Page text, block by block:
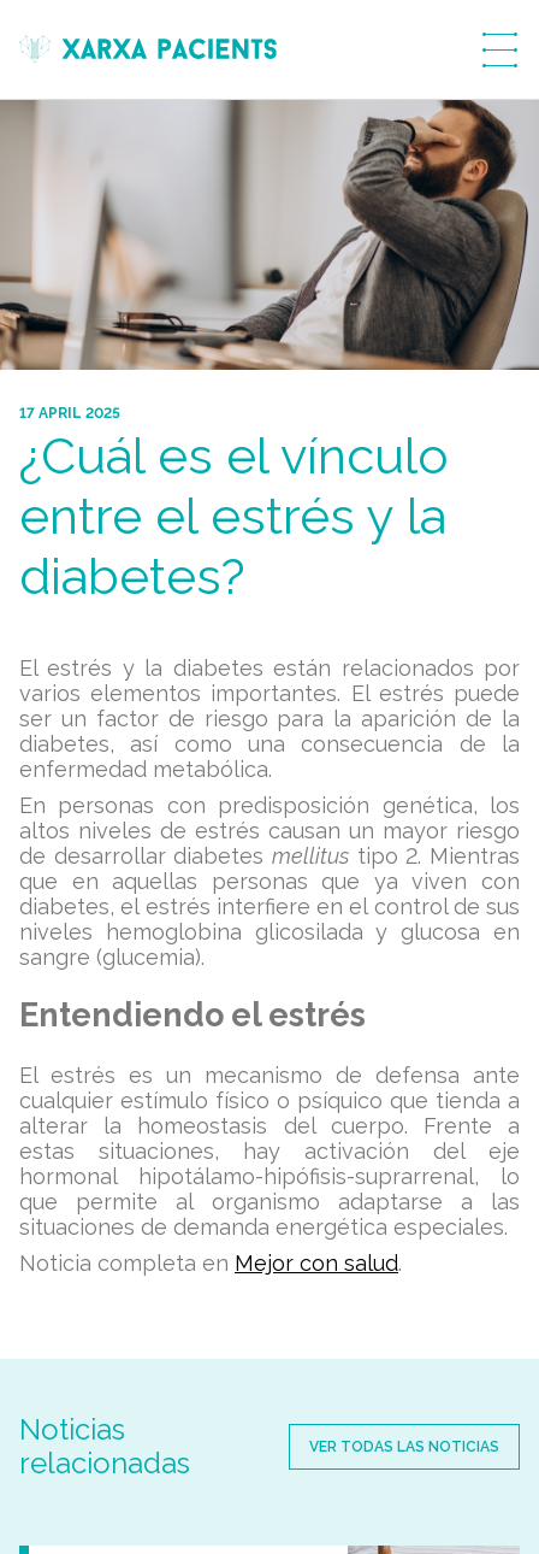
17 APRIL 2025
¿Cuál es el vínculo
entre el estrés y la
diabetes?
El estrés y la diabetes están relacionados por
varios elementos importantes. El estrés puede
ser un factor de riesgo para la aparición de la
diabetes, así como una consecuencia de la
enfermedad metabólica.
En personas con predisposición genética, los
altos niveles de estrés causan un mayor riesgo
de desarrollar diabetes mellitus tipo 2. Mientras
que en aquellas personas que ya viven con
diabetes, el estrés interfiere en el control de sus
niveles hemoglobina glicosilada y glucosa en
sangre (glucemia).
Entendiendo el estrés
El estrés es un mecanismo de defensa ante
cualquier estímulo físico o psíquico que tienda a
alterar la homeostasis del cuerpo. Frente a
estas situaciones, hay activación del eje
hormonal hipotálamo-hipófisis-suprarrenal, lo
que permite al organismo adaptarse a las
situaciones de demanda energética especiales.
Noticia completa en Mejor con salud.
Noticias
relacionadas
VER TODAS LAS NOTICIAS